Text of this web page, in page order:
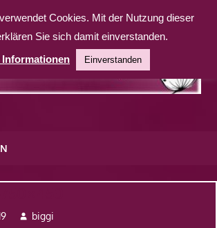
biggi
Cookies. Mit der Nutzung dieser
Sie sich damit einverstanden.
Informationen
Einverstanden